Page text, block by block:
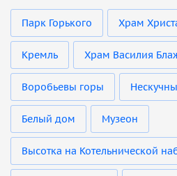
Парк Горького Храм
Кремль Храм Василия
Воробьевы горы
Белый дом Музеон
Высотка на Котельнической